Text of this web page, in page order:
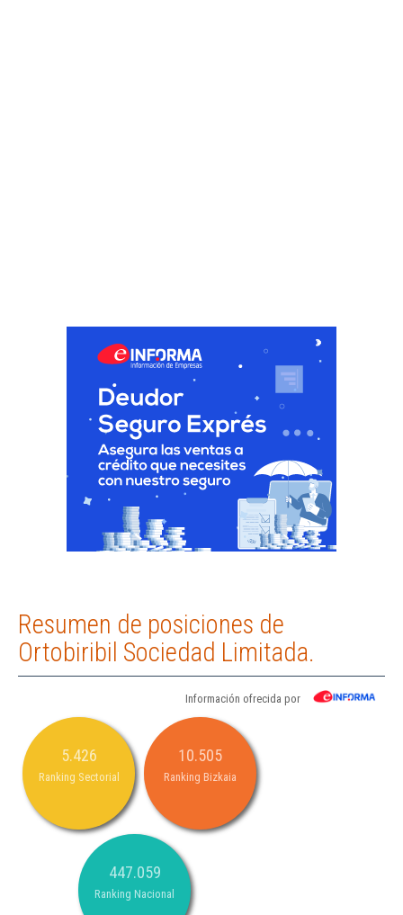
Resumen de posiciones de
Ortobiribil Sociedad Limitada.
Información ofrecida por
5.426
Ranking Sectorial
10.505
Ranking Bizkaia
447.059
Ranking Nacional